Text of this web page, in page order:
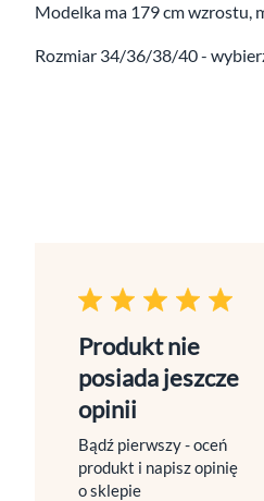
Modelka ma 179 cm wzrostu,
Rozmiar 34/36/38/40 -
Produkt nie
posiada jeszcze
opinii
Bądź pierwszy - oceń
produkt i napisz opinię
o sklepie